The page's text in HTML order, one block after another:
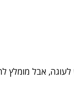
אבל מומלץ